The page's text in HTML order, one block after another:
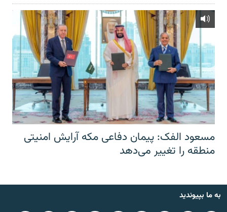
مسعود الفک: پیمان دفاعی مکه آرایش امنیتی
منطقه را تغییر می‌دهد
به ما بپیوندید